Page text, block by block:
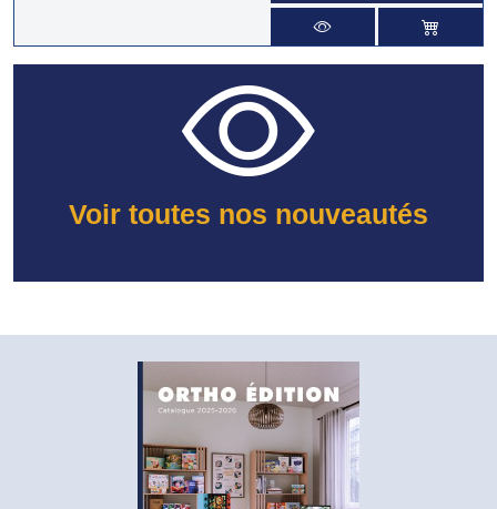
Voir toutes nos nouveautés